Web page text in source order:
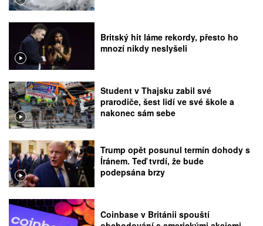
Britský hit láme rekordy, přesto ho
mnozí nikdy neslyšeli
Student v Thajsku zabil své
prarodiče, šest lidí ve své škole a
nakonec sám sebe
Trump opět posunul termín dohody s
Íránem. Teď tvrdí, že bude
podepsána brzy
Coinbase v Británii spouští